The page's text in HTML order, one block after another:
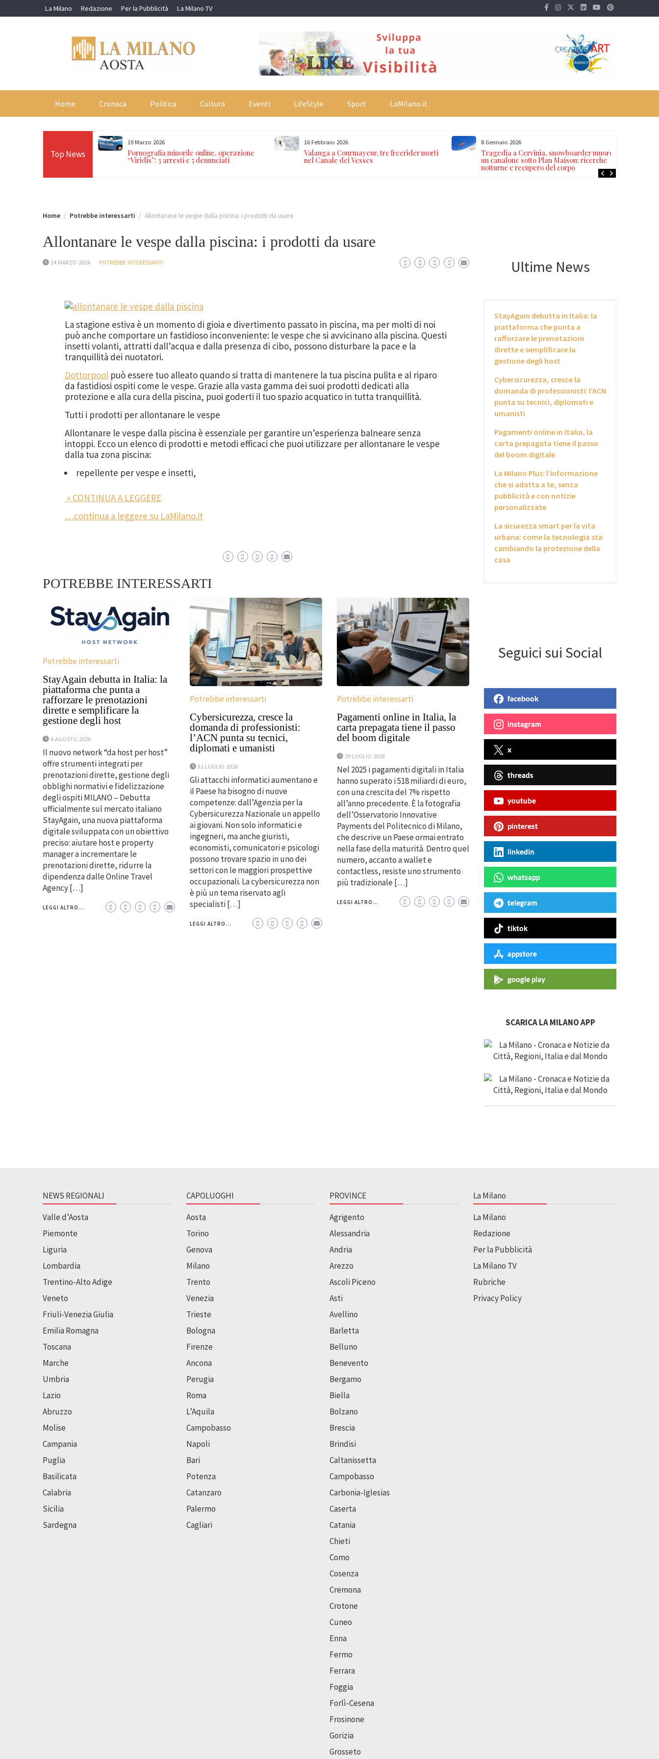
to
La Milano Redazione Per la Pubblicità La Milano TV
Home Cronaca Politica Cultura Eventi LifeStyle Sport LaMilano.it
Top News
in 24 ore sulle Alpi:
Paradiso, Cervino e
19 Marzo 2026
Pornografia minorile online, operazione
“Viridis”: 3 arresti e 5 denunciati
16 Febbraio 2026
Valanga a Courmayeur, tre freerider morti
nel Canale dei Vesses
8 Gennaio 2026
Tragedia a Cervinia, snowboarder muore in
un canalone sotto Plan Maison: ricerche
notturne e recupero del corpo
Home Potrebbe interessarti Allontanare le vespe dalla piscina: i prodotti da usare
Allontanare le vespe dalla piscina: i prodotti da usare
14 MARZO 2024 POTREBBE INTERESSARTI
La stagione estiva è un momento di gioia e divertimento passato in piscina, ma per molti di noi
può anche comportare un fastidioso inconveniente: le vespe che si avvicinano alla piscina. Questi
insetti volanti, attratti dall’acqua e dalla presenza di cibo, possono disturbare la pace e la
tranquillità dei nuotatori.
Dottorpool può essere tuo alleato quando si tratta di mantenere la tua piscina pulita e al riparo
da fastidiosi ospiti come le vespe. Grazie alla vasta gamma dei suoi prodotti dedicati alla
protezione e alla cura della piscina, puoi goderti il tuo spazio acquatico in tutta tranquillità.
Tutti i prodotti per allontanare le vespe
Allontanare le vespe dalla piscina è essenziale per garantire un’esperienza balneare senza
intoppi. Ecco un elenco di prodotti e metodi efficaci che puoi utilizzare per allontanare le vespe
dalla tua zona piscina:
repellente per vespe e insetti,
» CONTINUA A LEGGERE
…continua a leggere su LaMilano.it
POTREBBE INTERESSARTI
Potrebbe interessarti
StayAgain debutta in Italia: la
piattaforma che punta a
rafforzare le prenotazioni
dirette e semplificare la
gestione degli host
6 AGOSTO 2026
Il nuovo network “da host per host”
offre strumenti integrati per
prenotazioni dirette, gestione degli
obblighi normativi e fidelizzazione
degli ospiti MILANO – Debutta
ufficialmente sul mercato italiano
StayAgain, una nuova piattaforma
digitale sviluppata con un obiettivo
preciso: aiutare host e property
manager a incrementare le
prenotazioni dirette, ridurre la
dipendenza dalle Online Travel
Agency […]
LEGGI ALTRO...
Potrebbe interessarti
Cybersicurezza, cresce la
domanda di professionisti:
l’ACN punta su tecnici,
diplomati e umanisti
31 LUGLIO 2026
Gli attacchi informatici aumentano e
il Paese ha bisogno di nuove
competenze: dall’Agenzia per la
Cybersicurezza Nazionale un appello
ai giovani. Non solo informatici e
ingegneri, ma anche giuristi,
economisti, comunicatori e psicologi
possono trovare spazio in uno dei
settori con le maggiori prospettive
occupazionali. La cybersicurezza non
è più un tema riservato agli
specialisti […]
LEGGI ALTRO...
Potrebbe interessarti
Pagamenti online in Italia, la
carta prepagata tiene il passo
del boom digitale
29 LUGLIO 2026
Nel 2025 i pagamenti digitali in Italia
hanno superato i 518 miliardi di euro,
con una crescita del 7% rispetto
all’anno precedente. È la fotografia
dell’Osservatorio Innovative
Payments del Politecnico di Milano,
che descrive un Paese ormai entrato
nella fase della maturità. Dentro quel
numero, accanto a wallet e
contactless, resiste uno strumento
più tradizionale […]
LEGGI ALTRO...
Ultime News
StayAgain debutta in Italia: la
piattaforma che punta a
rafforzare le prenotazioni
dirette e semplificare la
gestione degli host
Cybersicurezza, cresce la
domanda di professionisti: l’ACN
punta su tecnici, diplomati e
umanisti
Pagamenti online in Italia, la
carta prepagata tiene il passo
del boom digitale
La Milano Plus: l’informazione
che si adatta a te, senza
pubblicità e con notizie
personalizzate
La sicurezza smart per la vita
urbana: come la tecnologia sta
cambiando la protezione della
casa
Seguici sui Social
facebook
instagram
x
threads
youtube
pinterest
linkedin
whatsapp
telegram
tiktok
appstore
google play
SCARICA LA MILANO APP
NEWS REGIONALI
Valle d’Aosta
Piemonte
Liguria
Lombardia
Trentino-Alto Adige
Veneto
Friuli-Venezia Giulia
Emilia Romagna
Toscana
Marche
Umbria
Lazio
Abruzzo
Molise
Campania
Puglia
Basilicata
Calabria
Sicilia
Sardegna
CAPOLUOGHI
Aosta
Torino
Genova
Milano
Trento
Venezia
Trieste
Bologna
Firenze
Ancona
Perugia
Roma
L’Aquila
Campobasso
Napoli
Bari
Potenza
Catanzaro
Palermo
Cagliari
PROVINCE
Agrigento
Alessandria
Andria
Arezzo
Ascoli Piceno
Asti
Avellino
Barletta
Belluno
Benevento
Bergamo
Biella
Bolzano
Brescia
Brindisi
Caltanissetta
Campobasso
Carbonia-Iglesias
Caserta
Catania
Chieti
Como
Cosenza
Cremona
Crotone
Cuneo
Enna
Fermo
Ferrara
Foggia
Forlì-Cesena
Frosinone
Gorizia
Grosseto
La Milano
La Milano
Redazione
Per la Pubblicità
La Milano TV
Rubriche
Privacy Policy